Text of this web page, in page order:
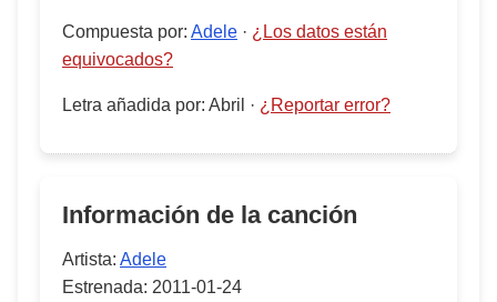
Compuesta por: Adele · ¿Los datos están
equivocados?
Letra añadida por: Abril · ¿Reportar error?
Información de la canción
Artista: Adele
Estrenada: 2011-01-24